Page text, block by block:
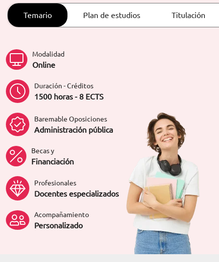
Temario Plan de estudios Titulación
Modalidad
Online
Duración - Créditos
1500 horas - 8 ECTS
Baremable Oposiciones
Administración pública
Becas y
Financiación
Profesionales
Docentes especializados
Acompañamiento
Personalizado